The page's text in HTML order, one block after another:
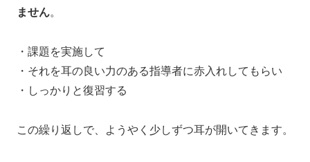
ません。
・課題を実施して
・それを耳の良い力のある指導者に赤入れしてもらい
・しっかりと復習する
この繰り返しで、 ようやく少しずつ耳が開いてきます。